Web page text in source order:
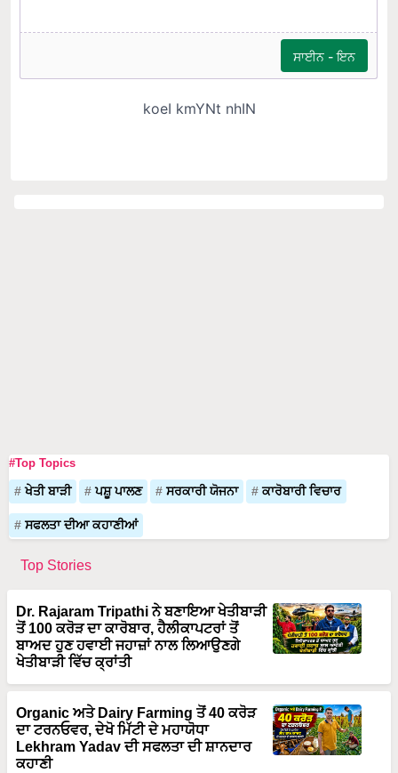
#Top Topics
ਖੇਤੀ ਬਾੜੀ ਪਸ਼ੂ ਪਾਲਣ ਸਰਕਾਰੀ ਯੋਜਨਾ ਕਾਰੋਬਾਰੀ ਵਿਚਾਰ
ਸਫਲਤਾ ਦੀਆ ਕਹਾਣੀਆਂ
Top Stories
Dr. Rajaram Tripathi ਨੇ ਬਣਾਇਆ ਖੇਤੀਬਾੜੀ
ਤੋਂ 100 ਕਰੋੜ ਦਾ ਕਾਰੋਬਾਰ, ਹੈਲੀਕਾਪਟਰਾਂ ਤੋਂ
ਬਾਅਦ ਹੁਣ ਹਵਾਈ ਜਹਾਜ਼ਾਂ ਨਾਲ ਲਿਆਉਣਗੇ
ਖੇਤੀਬਾੜੀ ਵਿੱਚ ਕ੍ਰਾਂਤੀ
Organic ਅਤੇ Dairy Farming ਤੋਂ 40 ਕਰੋੜ
ਦਾ ਟਰਨਓਵਰ, ਦੇਖੋ ਮਿੱਟੀ ਦੇ ਮਹਾਯੋਧਾ
Lekhram Yadav ਦੀ ਸਫਲਤਾ ਦੀ ਸ਼ਾਨਦਾਰ
ਕਹਾਣੀ